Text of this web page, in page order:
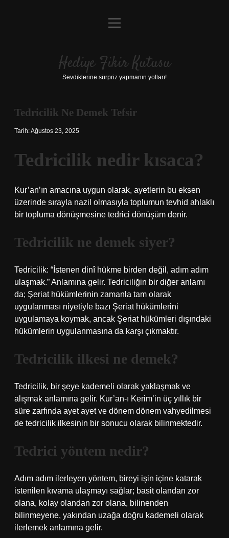
Anasayfa
Yasal Uyarı
menüyü
Hediye Fikir Kutusu
Sevdiklerine sürpriz yapmanın yolları!
Tedricilik Ne Demek Tefsir
Tarih: Ağustos 23, 2025
Tedricilik nedir kısaca?
Kur’an’ın amacına uygun olarak, ayetlerin bu eksen
üzerinde sırayla nazil olmasıyla toplumun tevhid ahlaklı
bir topluma dönüşmesine tedrici dönüşüm denir.
Tedricilik ne demek siyer?
Tedricilik: “İstenen dinî hükme birden değil, adım adım
ulaşmak.” Anlamına gelir. Tedriciliğin bir diğer anlamı
da; Şeriat hükümlerinin zamanla tam olarak
uygulanması niyetiyle bazı Şeriat hükümlerini
uygulamaya koymak, ancak Şeriat hükümleri dışındaki
hükümlerin uygulanmasına da karşı çıkmaktır.
Tedricilik ilkesi ne demek?
Tedricilik, bir şeye kademeli olarak yaklaşmak ve
alışmak anlamına gelir. Kur’an-ı Kerim’in üç yıllık bir
süre zarfında ayet ayet ve dönem dönem vahyedilmesi
de tedricilik ilkesinin bir sonucu olarak bilinmektedir.
Tedrici yöntem nedir?
Adım adım ilerleyen yöntem, bireyi işin içine katarak
istenilen kıvama ulaşmayı sağlar; basit olandan zor
olana, kolay olandan zor olana, bilinenden
bilinmeyene, yakından uzağa doğru kademeli olarak
ilerlemek anlamına gelir.